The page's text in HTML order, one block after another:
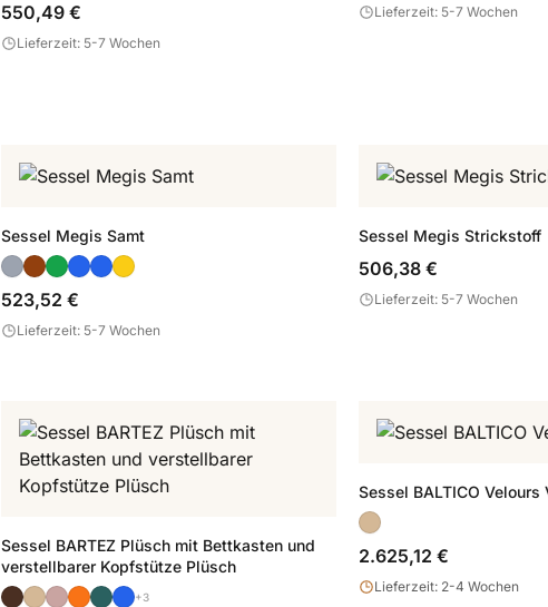
550,49 €
Lieferzeit: 5-7 Wochen
Lieferzeit: 5-7 Wochen
Sessel Megis Samt
523,52 €
Lieferzeit: 5-7 Wochen
Sessel Megis Strickstoff
506,38 €
Lieferzeit: 5-7 Wochen
Sessel BARTEZ Plüsch mit Bettkasten und
verstellbarer Kopfstütze Plüsch
+3
Sessel BALTICO Velours
2.625,12 €
Lieferzeit: 2-4 Wochen